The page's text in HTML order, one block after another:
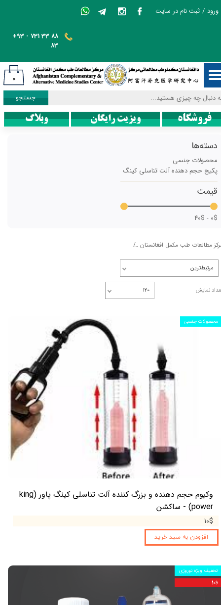
+93 - 731 33 88
83
ورود / ثبت نام در سایت
سفارشات
خروج از حساب کاربری
۰
جستجو
فروشگاه وبلاگ ویزیت رایگان
مطالعات طب مکمل افغانستان
مرتبط‌ترین
نمایش ۱۲۰
وکیوم حجم دهنده و بزرگ کننده آلت تناسلی کینگ پاور (king
power) - ساکشن
۱۰$
افزودن به سبد خرید
محصولات جنسی
تخفیف ویژه نوروزی
۱۰$
دسته‌ها
محصولات جنسی
پکیج حجم دهنده آلت تناسلی کینگ
قیمت
۰$ - ۴۰$